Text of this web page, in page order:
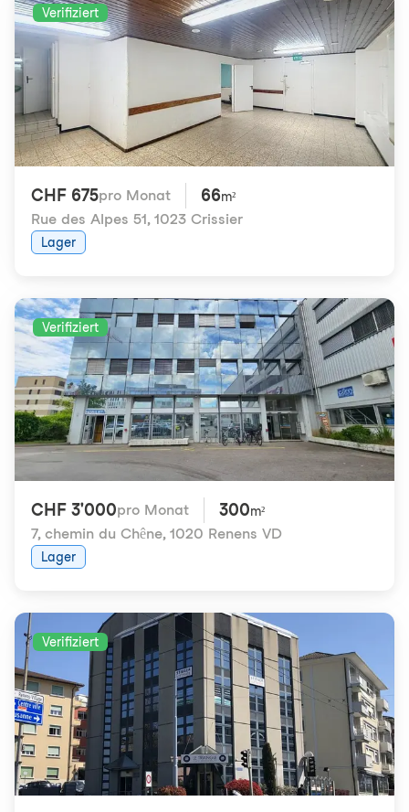
Verifiziert
CHF 675pro Monat 66m²
Rue des Alpes 51, 1023 Crissier
Lager
Verifiziert
CHF 3'000pro Monat 300m²
7, chemin du Chêne, 1020 Renens VD
Lager
Verifiziert